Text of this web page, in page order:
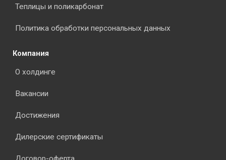
Теплицы и поликарбонат
Политика обработки персональных данных
Компания
О холдинге
Вакансии
Достижения
Дилерские сертификаты